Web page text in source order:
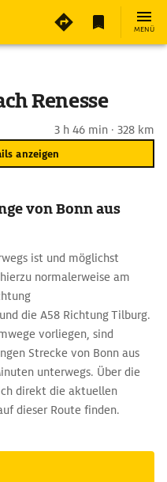
MENÜ
Renesse
3 h 46 min · 328 km
anzeigen
von Bonn aus
ist und möglichst
normalerweise am
die A58 Richtung Tilburg.
vorliegen, sind
Strecke von Bonn aus
unterwegs. Über die
direkt die aktuellen
dieser Route finden.